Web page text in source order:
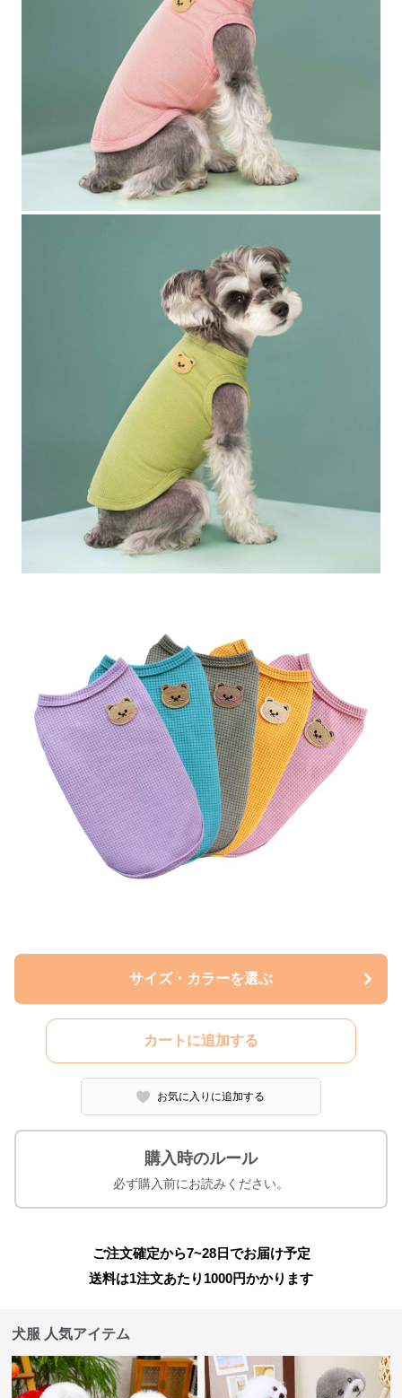
サイズ・カラーを選ぶ
カートに追加する
お気に入りに追加する
購入時のルール
必ず購入前にお読みください。
ご注文確定から7~28日でお届け予定
送料は1注文あたり 1000円かかります
犬服 人気アイテム